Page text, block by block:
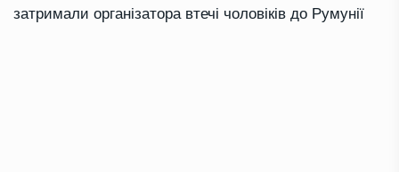
затримали організатора втечі чоловіків до Румунії